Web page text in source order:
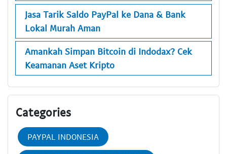
Jasa Tarik Saldo PayPal ke Dana & Bank
Lokal Murah Aman
Amankah Simpan Bitcoin di Indodax? Cek
Keamanan Aset Kripto
Categories
PAYPAL INDONESIA